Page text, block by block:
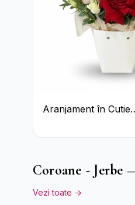
Aranjament în Cutie
Roșii și Lisianthus
Coroane - Jerbe
Vezi toate →